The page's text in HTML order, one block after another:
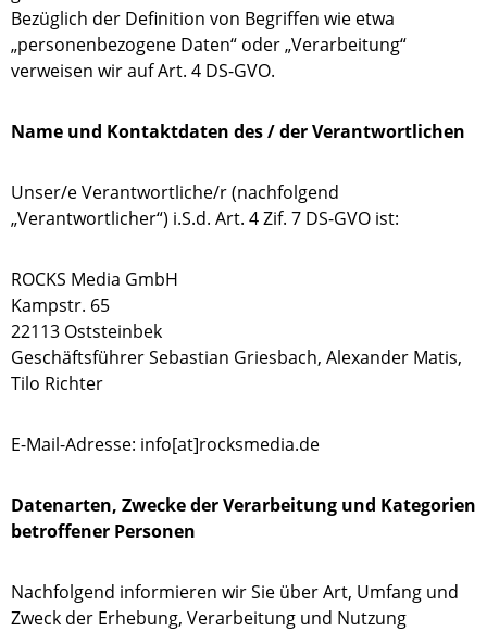
Bezüglich der Definition von Begriffen wie etwa
„personenbezogene Daten“ oder „Verarbeitung“
verweisen wir auf Art. 4 DS-GVO.
Name und Kontaktdaten des / der Verantwortlichen
Unser/e Verantwortliche/r (nachfolgend
„Verantwortlicher“) i.S.d. Art. 4 Zif. 7 DS-GVO ist:
ROCKS Media GmbH
Kampstr. 65
22113 Oststeinbek
Geschäftsführer Sebastian Griesbach, Alexander Matis,
Tilo Richter
E-Mail-Adresse: info[at]rocksmedia.de
Datenarten, Zwecke der Verarbeitung und Kategorien
betroffener Personen
Nachfolgend informieren wir Sie über Art, Umfang und
Zweck der Erhebung, Verarbeitung und Nutzung